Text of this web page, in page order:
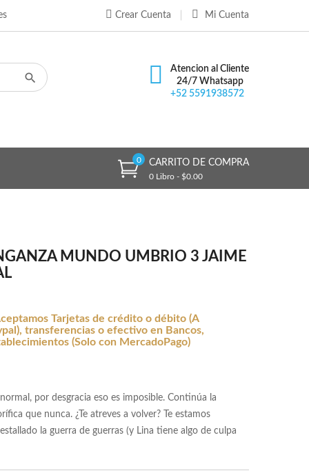
×
×
×
Mi Cuenta
Crear Cuenta
Atencion al Cliente
24/7 Whatsapp
+52 5591938572
CARRITO DE COMPRA
0 Libro - $0.00
0
MUNDO UMBRIO 3 JAIME
Tarjetas de crédito o débito (A
transferencias o efectivo en Bancos,
(Solo con MercadoPago)
por desgracia eso es imposible. Continúa la
que nunca. ¿Te atreves a volver? Te estamos
la guerra de guerras (y Lina tiene algo de culpa